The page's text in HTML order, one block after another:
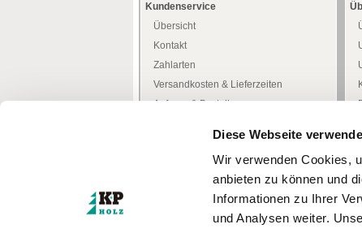
Diese Webseite
Wir verwenden Cookies,
anbieten zu können und
Informationen zu Ihrer
und Analysen weiter.
Kundenservice
Übersicht
Kontakt
Zahlarten
Versandkosten & Lieferzeiten
Anfrage & Bestellung
Freiwilliges Rückgaberecht
Zertifizierungen
Türenkonfigurator